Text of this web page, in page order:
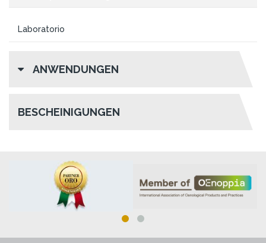
Laboratorio
ANWENDUNGEN
BESCHEINIGUNGEN